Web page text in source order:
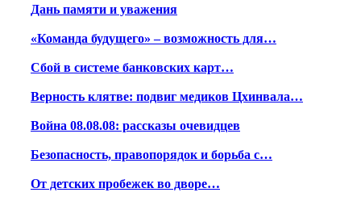
Дань памяти и уважения
«Команда будущего» – возможность для…
Сбой в системе банковских карт…
Верность клятве: подвиг медиков Цхинвала…
Война 08.08.08: рассказы очевидцев
Безопасность, правопорядок и борьба с…
От детских пробежек во дворе…